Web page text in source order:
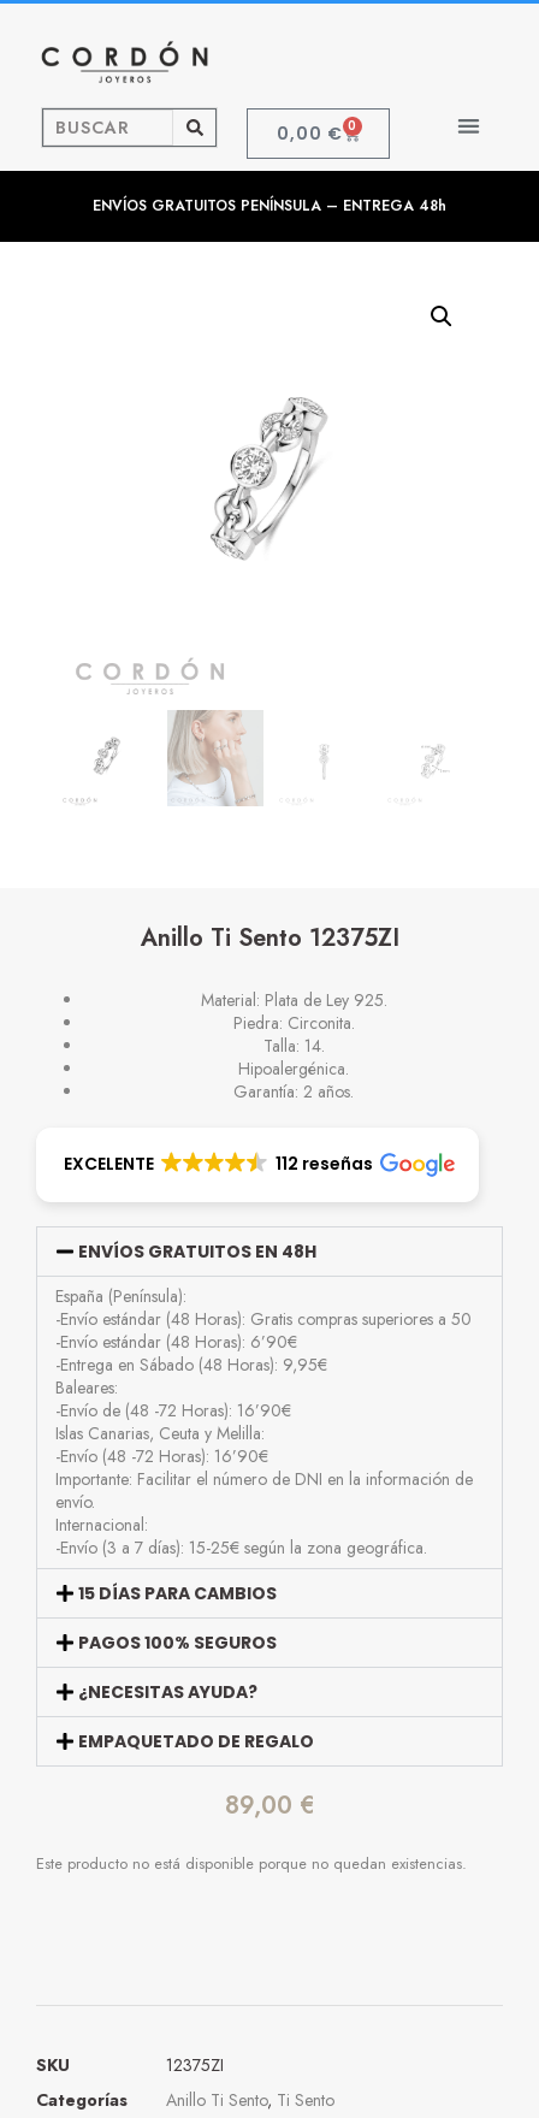
0,00 € 0
ENVÍOS GRATUITOS PENÍNSULA – ENTREGA 48h
Anillo Ti Sento 12375ZI
Material: Plata de Ley 925.
Piedra: Circonita.
Talla: 14.
Hipoalergénica.
Garantía: 2 años.
EXCELENTE 112 reseñas
ENVÍOS GRATUITOS EN 48H
España (Península):
-Envío estándar (48 Horas): Gratis compras superiores a 50
-Envío estándar (48 Horas): 6’90€
-Entrega en Sábado (48 Horas): 9,95€
Baleares:
-Envío de (48 -72 Horas): 16’90€
Islas Canarias, Ceuta y Melilla:
-Envío (48 -72 Horas): 16’90€
Importante: Facilitar el número de DNI en la información de
envío.
Internacional:
-Envío (3 a 7 días): 15-25€ según la zona geográfica.
15 DÍAS PARA CAMBIOS
PAGOS 100% SEGUROS
¿NECESITAS AYUDA?
EMPAQUETADO DE REGALO
89,00 €
Este producto no está disponible porque no quedan existencias.
SKU
12375ZI
Categorías
Anillo Ti Sento, Ti Sento